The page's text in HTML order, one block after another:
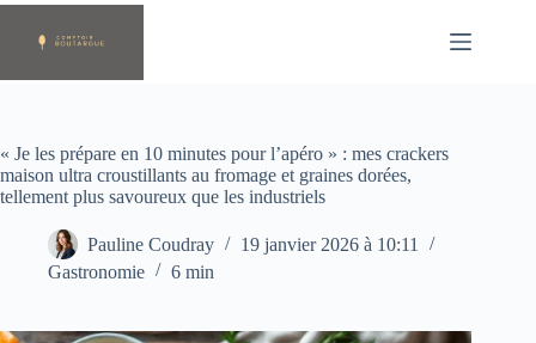
Passer
contenu
« Je les prépare en 10 minutes pour l’apéro » : mes crackers
maison ultra croustillants au fromage et graines dorées,
tellement plus savoureux que les industriels
Pauline Coudray
19 janvier 2026 à 10:11
Gastronomie
6 min